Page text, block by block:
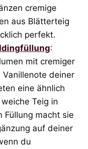
cremige
aus Blätterteig
perfekt.
:
mit cremiger
deiner
eine ähnlich
Teig in
Füllung macht sie
auf deiner
du